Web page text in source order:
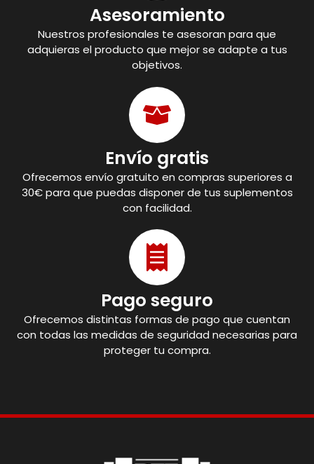
Asesoramiento
Nuestros profesionales te asesoran para que
adquieras el producto que mejor se adapte a tus
objetivos.
Envío gratis
Ofrecemos envío gratuito en compras superiores a
30€ para que puedas disponer de tus suplementos
con facilidad.
Pago seguro
Ofrecemos distintas formas de pago que cuentan
con todas las medidas de seguridad necesarias para
proteger tu compra.